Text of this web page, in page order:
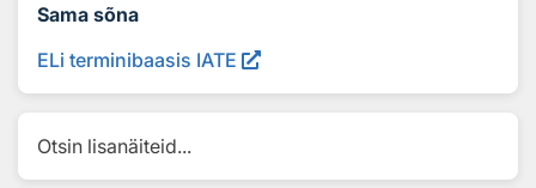
Sama sõna
ELi terminibaasis IATE
Otsin lisanäiteid...